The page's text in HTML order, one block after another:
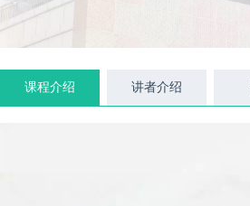
课程介绍 讲者介绍